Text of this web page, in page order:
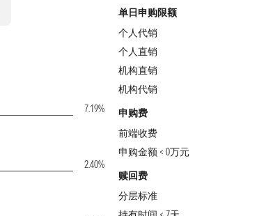
7.19%
2.40%
单日申购限额
个人代销
个人直销
机构直销
机构代销
申购费
前端收费
申购金额 < 0万元
赎回费
分层标准